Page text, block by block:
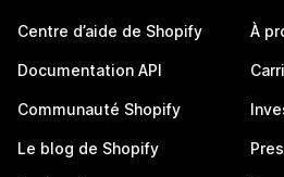
Centre d’aide de Shopify
Documentation API
Communauté Shopify
Le blog de Shopify
À